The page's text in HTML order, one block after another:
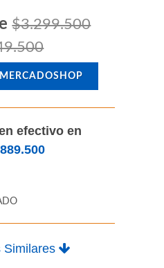
$3.299.500
efectivo en
Similares